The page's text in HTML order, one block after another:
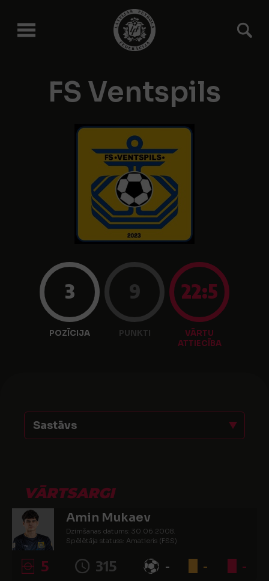
FS Ventspils
3
POZĪCIJA
9
PUNKTI
22:5
VĀRTU
ATTIECĪBA
Sastāvs
VĀRTSARGI
Amin Mukaev
Dzimšanas datums: 30.06.2008.
Spēlētāja statuss: Amatieris (FSS)
5 315 - - -